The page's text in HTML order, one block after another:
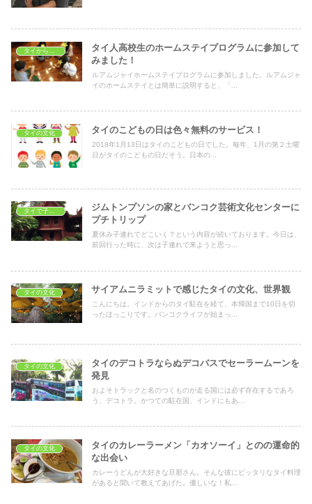
タイから見た日本
タイ人高校生のホームステイプログラムに参加して
みました！
ルアムジャイホームステイプログラムに参加しました。ルアムジャ
イのホームステイとは簡単に説明すると、「...
タイの文化 タイのこどもの日は色々無料のサービス！
2018年1月13日はタイのこどもの日でした。毎年、1月の第２土曜
日がタイのこどもの日だそう。日本の...
ジムトンプソンの家とバンコク芸術文化センターに
プチトリップ
夏休み子連れでどこいく？という内容が続いております。今日は、
前回行った時に、次は子連れで来ようと思っ...
タイの文化 サイアムニラミットで感じたタイの文化、世界観
こんにちは。インドからのタイ駐在を経て、本帰国まで10日を切
ったほっこりです。バンコクライフが始まっ...
タイの文化
タイのデコトラならぬデコバスでセーラームーンを
発見
およそトラックと名のつくものが走る国には必ず存在するであろ
う、デコトラ。かつての駐在国、インドにもあ...
タイの文化
タイのカレーラーメン「カオソーイ」とのの運命的
な出会い
カレーうどんが大好きな旦那さん。そんな彼にピッタリなタイ料理
があると聞いて教えてあげた。優しいな！私...